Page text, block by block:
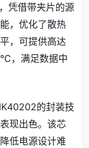
凭借带夹片的源
，优化了散热
，可提供高达
，满足数据中
的封装技
现出色。该芯
低电源设计难